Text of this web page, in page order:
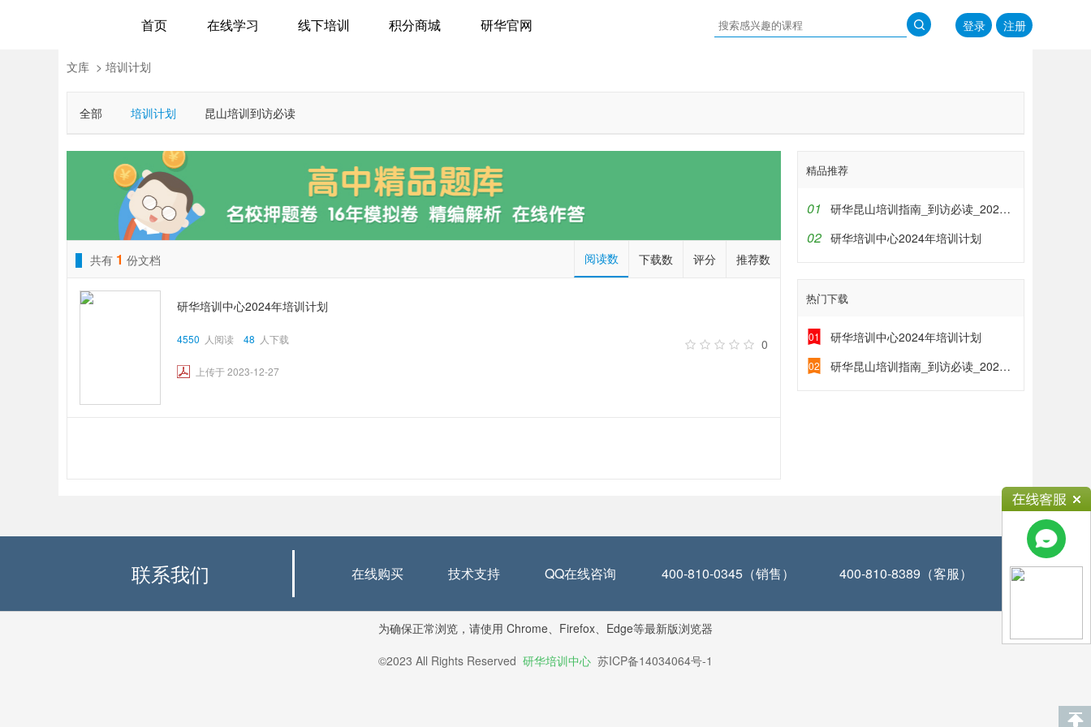
首页 在线学习 线下培训 积分商城 研华官网 登录 注册
文库 > 培训计划
全部 培训计划 昆山培训到访必读
共有 1 份文档 阅读数 下载数 评分 推荐数
研华培训中心2024年培训计划
4550 人阅读 48 人下载
上传于 2023-12-27
0
精品推荐
01 研华昆山培训指南_到访必读_2024年9月5日
02 研华培训中心2024年培训计划
热门下载
01 研华培训中心2024年培训计划
02 研华昆山培训指南_到访必读_2024年9月5日
联系我们 在线购买 技术支持 QQ在线咨询 400-810-0345（销售） 400-810-8389（客服）
为确保正常浏览，请使用 Chrome、Firefox、Edge等最新版浏览器
©2023 All Rights Reserved 研华培训中心 苏ICP备14034064号-1